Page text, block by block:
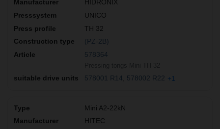
HIDRONIX
UNICO
TH 32
(PZ-2B)
578364
578001 R14 578002 R22 +1
Mini A2-22kN
HITEC